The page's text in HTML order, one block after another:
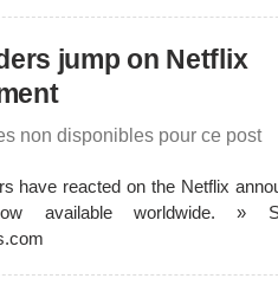
jump on Netflix
non disponibles pour ce post
have reacted on the Netflix
available worldwide. »